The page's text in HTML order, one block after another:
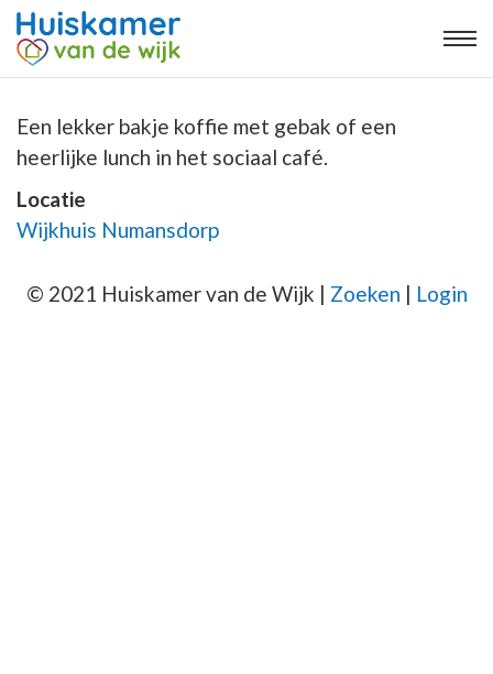
Een lekker bakje koffie met gebak of een
heerlijke lunch in het sociaal café.
Locatie
Wijkhuis Numansdorp
© 2021 Huiskamer van de Wijk | Zoeken | Login